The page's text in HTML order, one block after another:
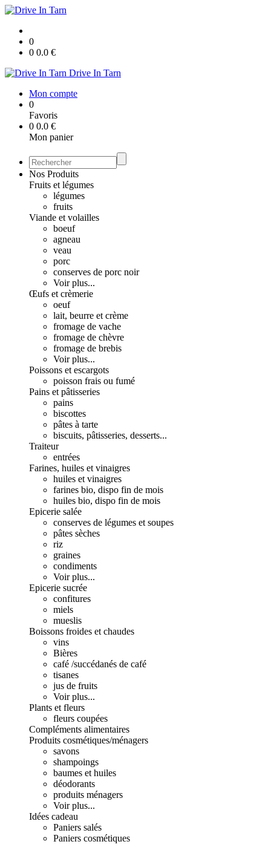
0
0 0.0 €
Drive In Tarn
Mon compte
0
Favoris
0 0.0 €
Mon panier
Nos Produits
Fruits et légumes
légumes
fruits
Viande et volailles
boeuf
agneau
veau
porc
conserves de porc noir
Voir plus...
Œufs et crèmerie
oeuf
lait, beurre et crème
fromage de vache
fromage de chèvre
fromage de brebis
Voir plus...
Poissons et escargots
poisson frais ou fumé
Pains et pâtisseries
pains
biscottes
pâtes à tarte
biscuits, pâtisseries, desserts...
Traiteur
entrées
Farines, huiles et vinaigres
huiles et vinaigres
farines bio, dispo fin de mois
huiles bio, dispo fin de mois
Epicerie salée
conserves de légumes et soupes
pâtes sèches
riz
graines
condiments
Voir plus...
Epicerie sucrée
confitures
miels
mueslis
Boissons froides et chaudes
vins
Bières
café /succédanés de café
tisanes
jus de fruits
Voir plus...
Plants et fleurs
fleurs coupées
Compléments alimentaires
Produits cosmétiques/ménagers
savons
shampoings
baumes et huiles
déodorants
produits ménagers
Voir plus...
Idées cadeau
Paniers salés
Paniers cosmétiques